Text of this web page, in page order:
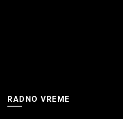
RADNO VREME